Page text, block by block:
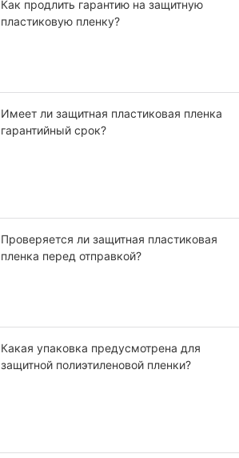
Как продлить гарантию на защитную
пластиковую пленку?
Имеет ли защитная пластиковая пленка
гарантийный срок?
Проверяется ли защитная пластиковая
пленка перед отправкой?
Какая упаковка предусмотрена для
защитной полиэтиленовой пленки?